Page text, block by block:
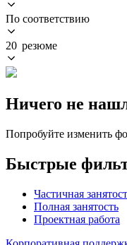
По соответствию
20 резюме
Ничего не
Попробуйте изменить
Быстрые
Частичная
Полная занятость
Проектная работа